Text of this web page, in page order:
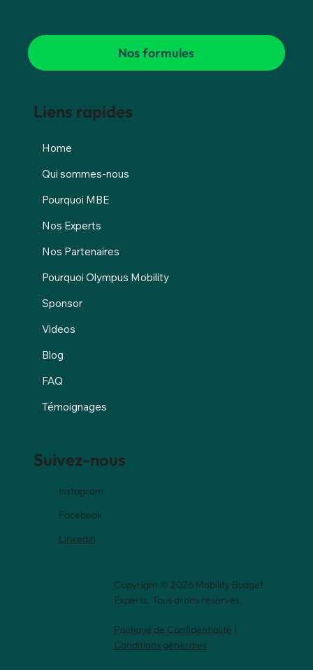
Liens rapides
Home
Qui sommes-nous
Pourquoi MBE
Nos Experts
Nos Partenaires
Pourquoi Olympus Mobility
Sponsor
Videos
Blog
FAQ
Témoignages
Copyright © 2026 Mobility Budget
Experts. Tous droits réservés.
Suivez-nous
Instagram
Facebook
Linkedin
Politique de Confidentialité
Conditions générales
Nos formules